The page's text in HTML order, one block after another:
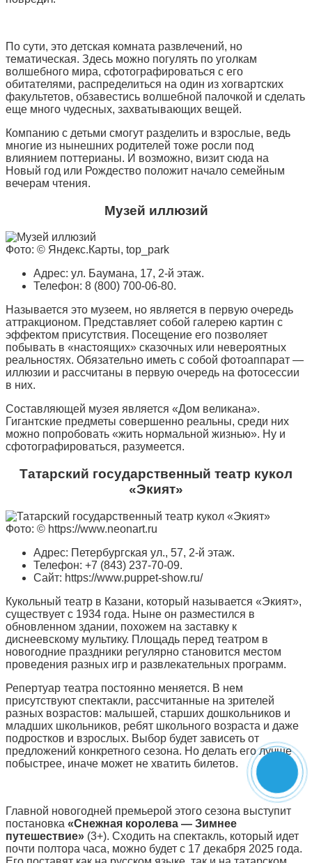
По сути, это детская комната развлечений, но
тематическая. Здесь можно погулять по уголкам
волшебного мира, сфотографироваться с его
обитателями, распределиться на один из хогвартских
факультетов, обзавестись волшебной палочкой и сделать
еще много чудесных, захватывающих вещей.
Компанию с детьми смогут разделить и взрослые, ведь
многие из нынешних родителей тоже росли под
влиянием поттерианы. И возможно, визит сюда на
Новый год или Рождество положит начало семейным
вечерам чтения.
Музей иллюзий
Фото: © Яндекс.Карты, top_park
Адрес: ул. Баумана, 17, 2-й этаж.
Телефон: 8 (800) 700-06-80.
Называется это музеем, но является в первую очередь
аттракционом. Представляет собой галерею картин с
эффектом присутствия. Посещение его позволяет
побывать в «настоящих» сказочных или невероятных
реальностях. Обязательно иметь с собой фотоаппарат —
иллюзии и рассчитаны в первую очередь на фотосессии
в них.
Составляющей музея является «Дом великана».
Гигантские предметы совершенно реальны, среди них
можно попробовать «жить нормальной жизнью». Ну и
сфотографироваться, разумеется.
Татарский государственный театр кукол
«Экият»
Фото: © https://www.neonart.ru
Адрес: Петербургская ул., 57, 2-й этаж.
Телефон: +7 (843) 237-70-09.
Сайт: https://www.puppet-show.ru/
Кукольный театр в Казани, который называется «Экият»,
существует с 1934 года. Ныне он разместился в
обновленном здании, похожем на заставку к
диснеевскому мультику. Площадь перед театром в
новогодние праздники регулярно становится местом
проведения разных игр и развлекательных программ.
Репертуар театра постоянно меняется. В нем
присутствуют спектакли, рассчитанные на зрителей
разных возрастов: малышей, старших дошкольников и
младших школьников, ребят школьного возраста и даже
подростков и взрослых. Выбор будет зависеть от
предложений конкретного сезона. Но делать его лучше
побыстрее, иначе может не хватить билетов.
Главной новогодней премьерой этого сезона выступит
постановка «Снежная королева — Зимнее
путешествие» (3+). Сходить на спектакль, который идет
почти полтора часа, можно будет с 17 декабря 2025 года.